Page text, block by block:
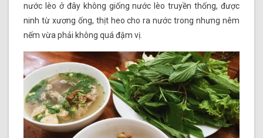
nước lèo ở đây không giống nước lèo truyền thống, được
ninh từ xương ống, thịt heo cho ra nước trong nhưng nêm
nếm vừa phải không quá đậm vị.